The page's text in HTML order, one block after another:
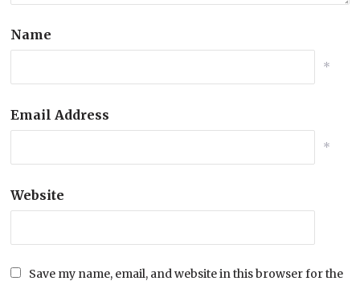
Name
*
Email Address
*
Website
Save my name, email, and website in this browser for the